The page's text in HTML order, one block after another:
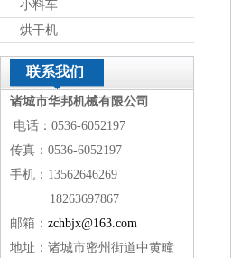
小料车
烘干机
联系我们
诸城市华邦机械有限公司
电话：0536-6052197
传真：0536-6052197
手机：13562646269
18263697867
邮箱： zchbjx@163.com
地址：诸城市密州街道中黄疃